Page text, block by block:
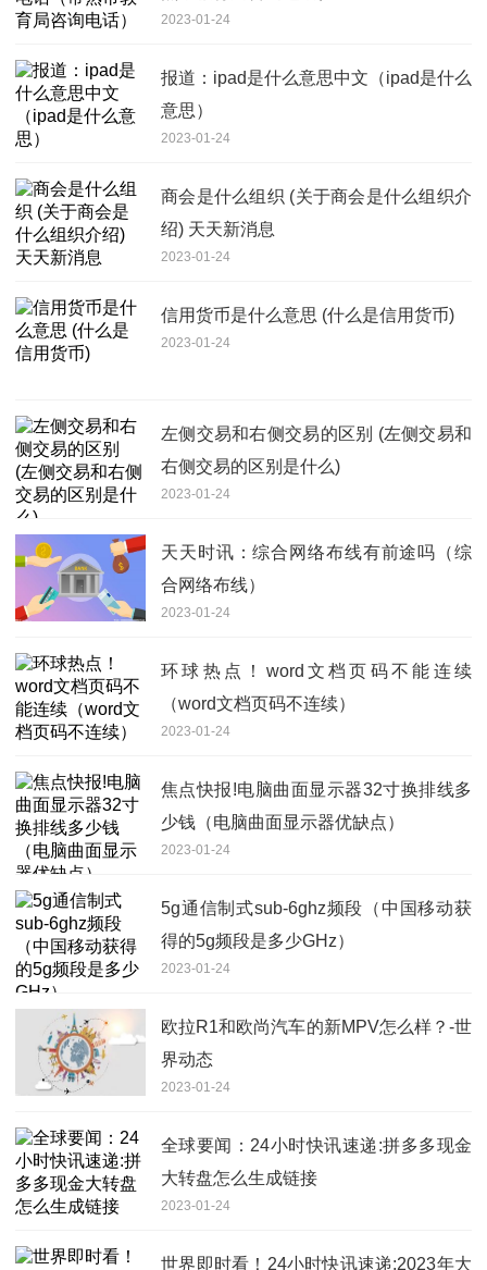
2023-01-24
报道：ipad是什么意思中文（ipad是什么
意思）
2023-01-24
商会是什么组织 (关于商会是什么组织介
绍) 天天新消息
2023-01-24
信用货币是什么意思 (什么是信用货币)
2023-01-24
左侧交易和右侧交易的区别 (左侧交易和
右侧交易的区别是什么)
2023-01-24
天天时讯：综合网络布线有前途吗（综
合网络布线）
2023-01-24
环球热点！word文档页码不能连续
（word文档页码不连续）
2023-01-24
焦点快报!电脑曲面显示器32寸换排线多
少钱（电脑曲面显示器优缺点）
2023-01-24
5g通信制式sub-6ghz频段（中国移动获
得的5g频段是多少GHz）
2023-01-24
欧拉R1和欧尚汽车的新MPV怎么样？-世
界动态
2023-01-24
全球要闻：24小时快讯速递:拼多多现金
大转盘怎么生成链接
2023-01-24
世界即时看！24小时快讯速递:2023年大